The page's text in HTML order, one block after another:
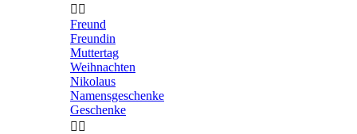
 
Freund
Freundin
Muttertag
Weihnachten
Nikolaus
Namensgeschenke
Geschenke
 